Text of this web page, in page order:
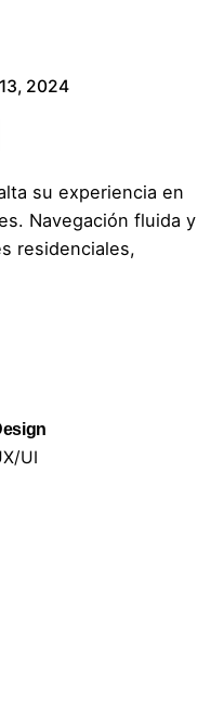
2024
su experiencia en
Navegación fluida y
residenciales,
UI